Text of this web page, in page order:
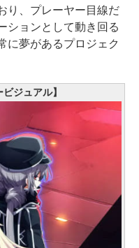
り、プレーヤー目線だ
ションとして動き回る
に夢があるプロジェク
ジュアル】